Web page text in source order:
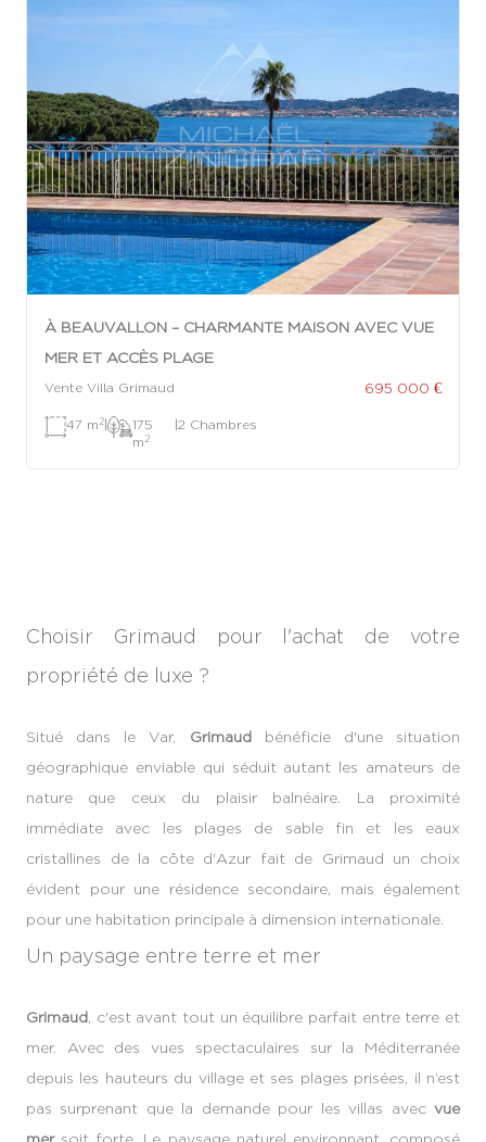
À BEAUVALLON – CHARMANTE MAISON AVEC VUE
MER ET ACCÈS PLAGE
Vente Villa Grimaud 695 000 €
47 m 2|
175
m 2
|2 Chambres
Choisir Grimaud pour l'achat de votre
propriété de luxe ?
Situé dans le Var, Grimaudbénéficie d'une situation
géographique enviable qui séduit autant les amateurs de
nature que ceux du plaisir balnéaire. La proximité
immédiate avec les plages de sable fin et les eaux
cristallines de la côte d'Azur fait de Grimaud un choix
évident pour une résidence secondaire, mais également
pour une habitation principale à dimension internationale.
Un paysage entre terre et mer
Grimaud , c'est avant tout un équilibre parfait entre terre et
mer. Avec des vues spectaculaires sur la Méditerranée
depuis les hauteurs du village et ses plages prisées, il n’est
pas surprenant que la demande pour les villas avec vue
mersoit forte. Le paysage naturel environnant, composé